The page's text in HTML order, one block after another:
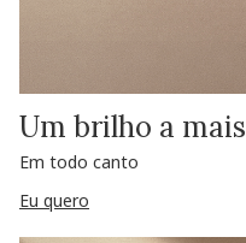
Um brilho a mais
Em todo canto
Eu quero